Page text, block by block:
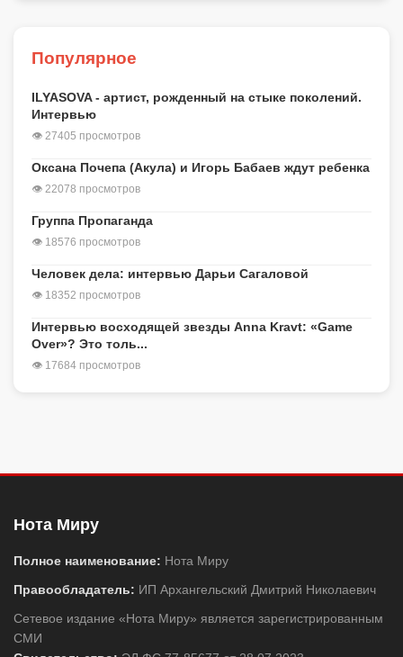
Популярное
ILYASOVA - артист, рожденный на стыке поколений.
Интервью
👁 27405 просмотров
Оксана Почепа (Акула) и Игорь Бабаев ждут ребенка
👁 22078 просмотров
Группа Пропаганда
👁 18576 просмотров
Человек дела: интервью Дарьи Сагаловой
👁 18352 просмотров
Интервью восходящей звезды Anna Kravt: «Game
Over»? Это толь...
👁 17684 просмотров
Нота Миру
Полное наименование: Нота Миру
Правообладатель: ИП Архангельский Дмитрий Николаевич
Сетевое издание «Нота Миру» является зарегистрированным
СМИ